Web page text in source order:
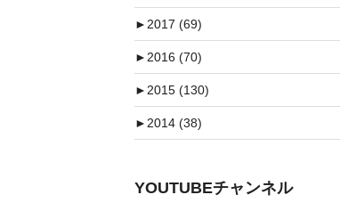
►2017 (69)
►2016 (70)
►2015 (130)
►2014 (38)
YOUTUBEチャンネル